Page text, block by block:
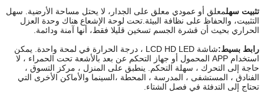
تثبيت سهلمعلق أو عمودي معلق على الجدار، لا يحتل مساحة الأرضية. سهل
التثبيت، والحفاظ على نظافة البيئة.تحت لوحة الإشعاع هناك وحدة العزل
الحراري بحيث أن قشرة الجسم تسخين قليلا فقط، أنها آمنة ودائمة.
رابط بسيط:
شاشة LCD HD LED ، درجة الحرارة في لمحة واحدة. يمكن
استخدام APP المحمول أو جهاز التحكم عن بعد بالأشعة تحت الحمراء ، لا
حاجة إلى التحرك ، سهلة التحكم. ينطبق على المنزل ، مركز التسوق ،
الفنادق ، المستشفى ، المدرسة ، المحطة ،السينما والأماكن الأخرى التي
تحتاج إلى التدفئة في فصل الشتاء.